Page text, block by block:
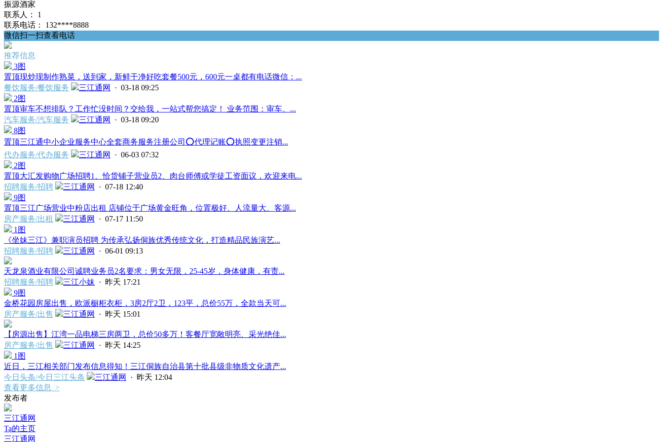
振源酒家
联系人：
1
联系电话：
132****8888
微信扫一扫查看电话
推荐信息
3图
置顶现炒现制作熟菜，送到家，新鲜干净好吃套餐500元，600元一桌都有电话微信：...
餐饮服务/餐饮服务
三江通网
· 03-18 09:25
2图
置顶审车不想排队？工作忙没时间？交给我，一站式帮您搞定！ 业务范围：审车、...
汽车服务/汽车服务
三江通网
· 03-18 09:20
8图
置顶三江通中小企业服务中心全套商务服务注册公司⭕️代理记账⭕️执照变更注销...
代办服务/代办服务
三江通网
· 06-03 07:32
2图
置顶大汇发购物广场招聘1、恰货铺子营业员2、肉台师傅或学徒工资面议，欢迎来电...
招聘服务/招聘
三江通网
· 07-18 12:40
9图
置顶三江广场营业中粉店出租 店铺位于广场黄金旺角，位置极好、人流量大、客源...
房产服务/出租
三江通网
· 07-17 11:50
1图
《坐妹三江》兼职演员招聘 为传承弘扬侗族优秀传统文化，打造精品民族演艺...
招聘服务/招聘
三江通网 · 06-01 09:13
天龙泉酒业有限公司诚聘业务员2名要求：男女无限，25-45岁，身体健康，有责...
招聘服务/招聘
三江小妹 · 昨天 17:21
9图
金桥花园房屋出售，欧派橱柜衣柜，3房2厅2卫，123平，总价55万，全款当天可...
房产服务/出售
三江通网 · 昨天 15:01
【房源出售】江湾一品电梯三房两卫，总价50多万！客餐厅宽敞明亮、采光绝佳...
房产服务/出售
三江通网 · 昨天 14:25
1图
近日，三江相关部门发布信息得知！三江侗族自治县第十批县级非物质文化遗产...
今日头条/今日三江头条
三江通网 · 昨天 12:04
查看更多信息 >
发布者
三江通网
Ta的主页
三江通网